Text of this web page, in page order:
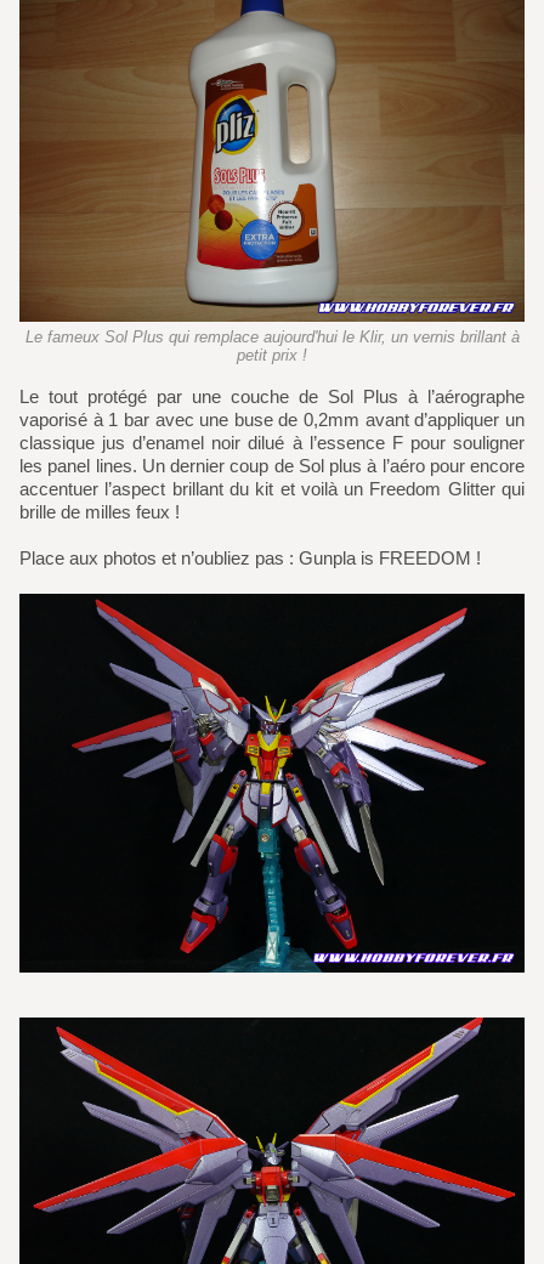
Le fameux Sol Plus qui remplace aujourd'hui le Klir, un vernis brillant à
petit prix !
Le tout protégé par une couche de Sol Plus à l’aérographe
vaporisé à 1 bar avec une buse de 0,2mm avant d’appliquer un
classique jus d’enamel noir dilué à l’essence F pour souligner
les panel lines. Un dernier coup de Sol plus à l’aéro pour encore
accentuer l’aspect brillant du kit et voilà un Freedom Glitter qui
brille de milles feux !
Place aux photos et n’oubliez pas : Gunpla is FREEDOM !